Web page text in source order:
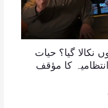
نکالا گیا؟ حیات
کا مؤقف